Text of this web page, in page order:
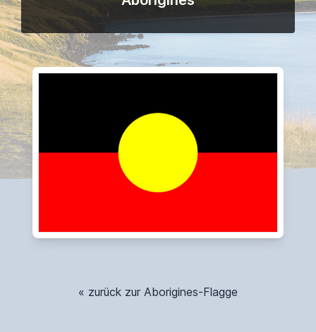
« zurück zur Aborigines-Flagge